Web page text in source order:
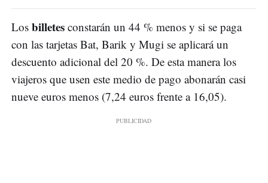
Los billetes constarán un 44 % menos y si se paga
con las tarjetas Bat, Barik y Mugi se aplicará un
descuento adicional del 20 %. De esta manera los
viajeros que usen este medio de pago abonarán casi
nueve euros menos (7,24 euros frente a 16,05).